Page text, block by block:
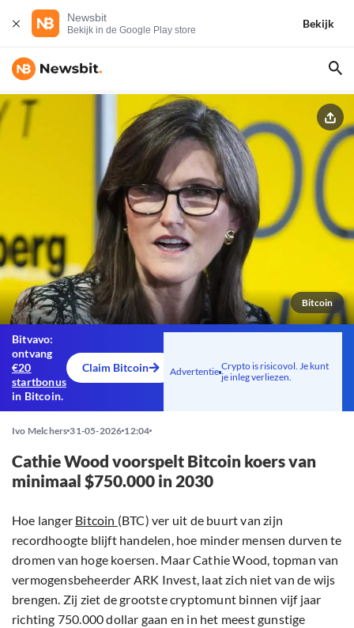
Newsbit
Bekijk in de Google Play store
Bekijk
Bitcoin
Bitvavo:
ontvang
€20
startbonus
in Bitcoin.
Claim Bitcoin Advertentie Crypto is risicovol. Je kunt
je inleg verliezen.
Ivo Melchers 31-05-2026 12:04
Cathie Wood voorspelt Bitcoin koers van
minimaal $750.000 in 2030
Hoe langer Bitcoin (BTC) ver uit de buurt van zijn
recordhoogte blijft handelen, hoe minder mensen durven te
dromen van hoge koersen. Maar Cathie Wood, topman van
vermogensbeheerder ARK Invest, laat zich niet van de wijs
brengen. Zij ziet de grootste cryptomunt binnen vijf jaar
richting 750.000 dollar gaan en in het meest gunstige